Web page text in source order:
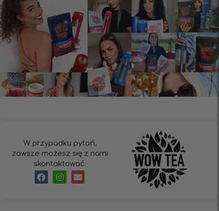
W przypadku pytań,
zawsze możesz się z nami
skontaktować.